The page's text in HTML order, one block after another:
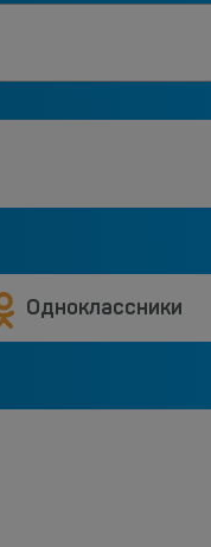
Одноклассники